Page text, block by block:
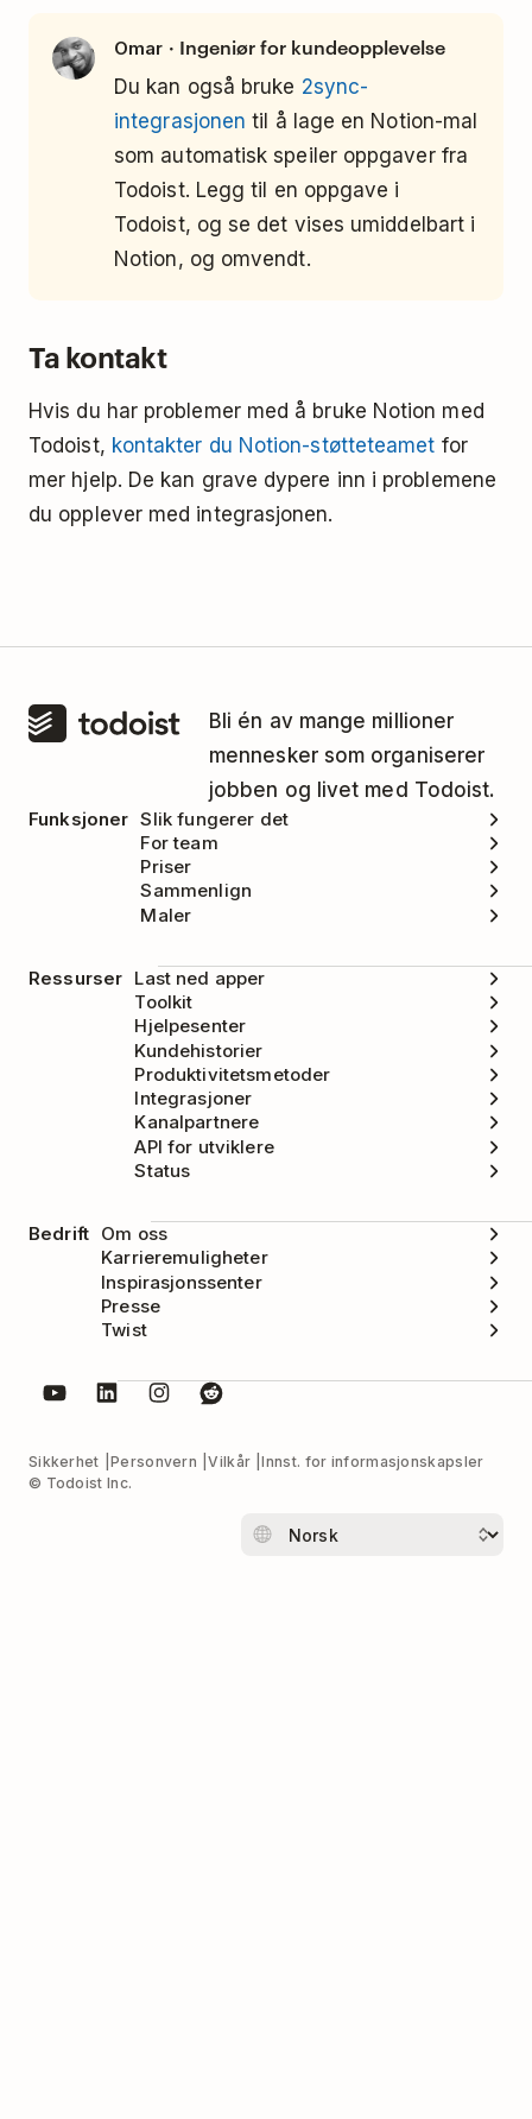
Omar · Ingeniør for kundeopplevelse
Du kan også bruke 2sync-
integrasjonen til å lage en Notion-mal
som automatisk speiler oppgaver fra
Todoist. Legg til en oppgave i
Todoist, og se det vises umiddelbart i
Notion, og omvendt.
Ta kontakt
Hvis du har problemer med å bruke Notion med
Todoist, kontakter du Notion-støtteteamet for
mer hjelp. De kan grave dypere inn i problemene
du opplever med integrasjonen.
Bli én av mange millioner
mennesker som organiserer
jobben og livet med Todoist.
Funksjoner Slik fungerer det
For team
Priser
Sammenlign
Maler
Ressurser Last ned apper
Toolkit
Hjelpesenter
Kundehistorier
Produktivitetsmetoder
Integrasjoner
Kanalpartnere
API for utviklere
Status
Bedrift Om oss
Karrieremuligheter
Inspirasjonssenter
Presse
Twist
Sikkerhet Personvern Vilkår
Innst. for informasjonskapsler
© Todoist Inc.